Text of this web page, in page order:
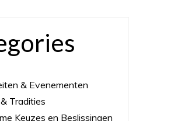
& Evenementen
Tradities
Keuzes en Beslissingen